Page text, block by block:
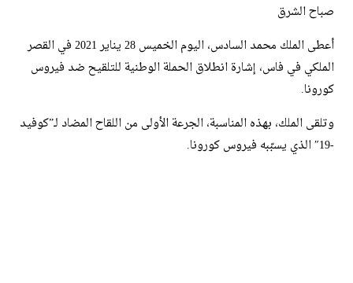
صباح الشرق
أعطى الملك محمد السادس، اليوم الخميس 28 يناير 2021 في القصر
الملكي في فاس، إشارة انطلاق الحملة الوطنية للتلقيح ضد فيروس
كورونا.
وتلقى الملك، بهذه المناسبة، الجرعة الأولى من اللقاح المضاد لـ”كوفيد
-19″ الذي يسبّبه فيروس كورونا.